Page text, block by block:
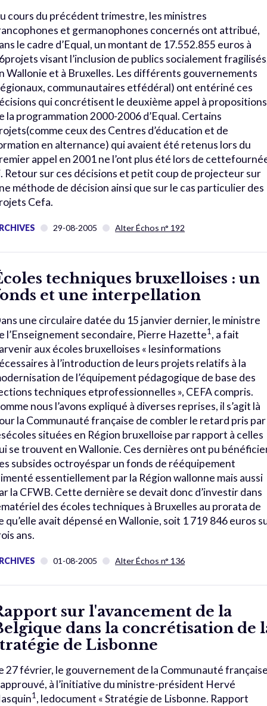
cours du précédent trimestre, les ministres
et germanophones concernés ont attribué,
le cadre d’Equal, un montant de 17.552.855 euros à
visant l’inclusion de publics socialement
Wallonie et à Bruxelles. Les différents gouvernements
communautaires etfédéral) ont entériné ces
qui concrétisent le deuxième appel à propositions
la programmation 2000-2006 d’Equal. Certains
ceux des Centres d’éducation et de
en alternance) qui avaient été retenus lors du
appel en 2001 ne l’ont plus été lors de
Retour sur ces décisions et petit coup de projecteur sur
méthode de décision ainsi que sur le cas particulier des
Cefa.
29-08-2005 Alter Échos n° 192
techniques bruxelloises : un
et une interpellation
une circulaire datée du 15 janvier dernier, le ministre
l’Enseignement secondaire, Pierre Hazette1 , a fait
aux écoles bruxelloises « lesinformations
à l’introduction de leurs projets relatifs à la
de l’équipement pédagogique de base des
techniques etprofessionnelles », CEFA compris.
nous l’avons expliqué à diverses reprises, il s’agit là
la Communauté française de combler le retard pris par
situées en Région bruxelloise par rapport à celles
se trouvent en Wallonie. Ces dernières ont pu
subsides octroyéspar un fonds de rééquipement
essentiellement par la Région wallonne mais aussi
la CFWB. Cette dernière se devait donc d’investir dans
des écoles techniques à Bruxelles au prorata de
qu’elle avait dépensé en Wallonie, soit 1 719 846 euros
ans.
01-08-2005 Alter Échos n° 136
sur l'avancement de la
dans la concrétisation de
de Lisbonne
27 février, le gouvernement de la Communauté française
à l’initiative du ministre-président Hervé
1 , ledocument « Stratégie de Lisbonne. Rapport